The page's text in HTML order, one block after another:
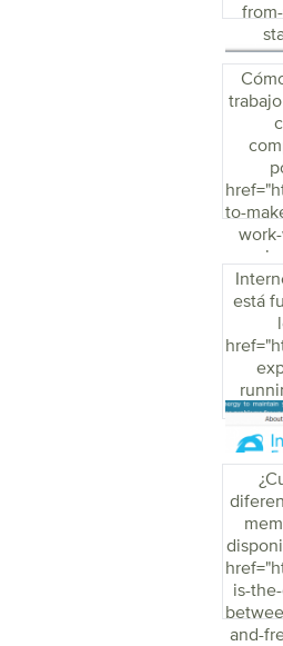
to-
está
is-
and-